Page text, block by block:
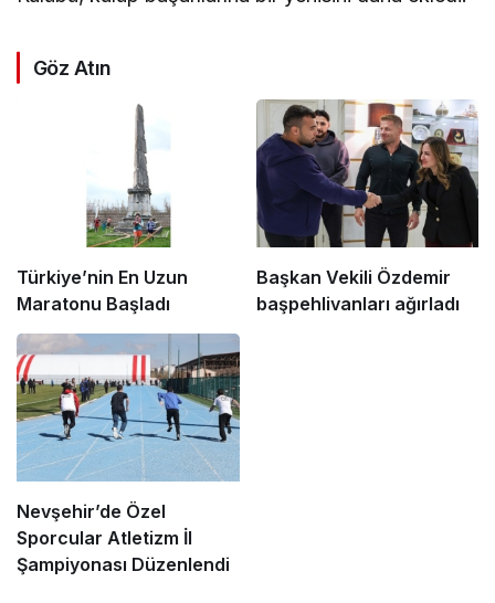
Göz Atın
Türkiye’nin En Uzun
Maratonu Başladı
Başkan Vekili Özdemir
başpehlivanları ağırladı
Nevşehir’de Özel
Sporcular Atletizm İl
Şampiyonası Düzenlendi